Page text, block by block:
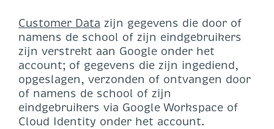
Customer Data zijn gegevens die door of
namens de school of zijn eindgebruikers
zijn verstrekt aan Google onder het
account; of gegevens die zijn ingediend,
opgeslagen, verzonden of ontvangen door
of namens de school of zijn
eindgebruikers via Google Workspace of
Cloud Identity onder het account.